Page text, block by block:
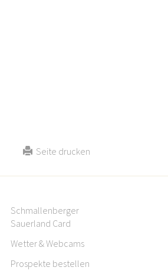
Seite drucken
Schmallenberger
Sauerland Card
Wetter & Webcams
Prospekte bestellen